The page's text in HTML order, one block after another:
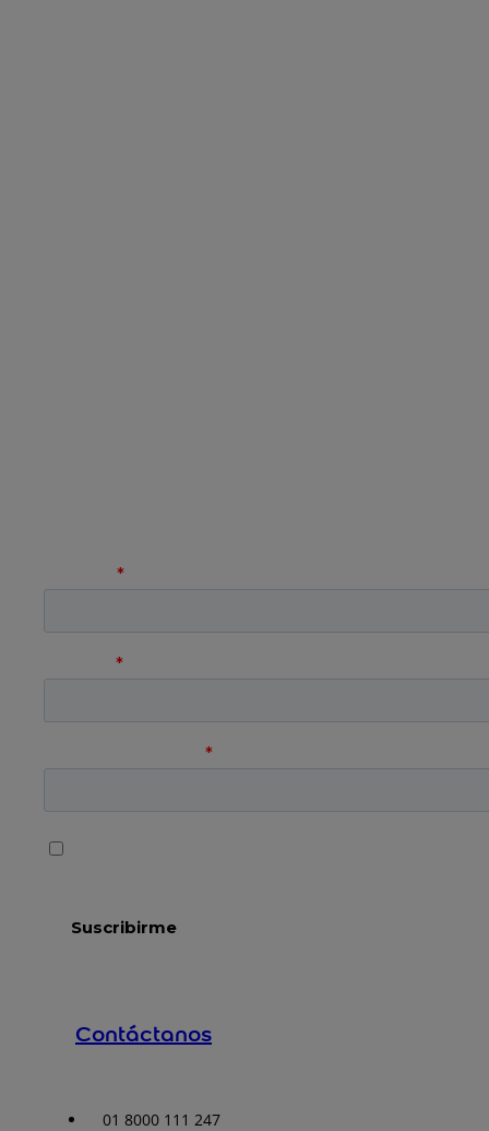
Contáctanos
01 8000 111 247